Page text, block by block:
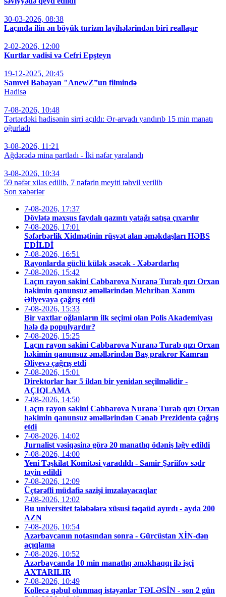
30-03-2026, 08:38
Laçında ilin ən böyük turizm layihələrindən biri reallaşır
2-02-2026, 12:00
Kurtlar vadisi və Cefri Epşteyn
19-12-2025, 20:45
Samvel Babayan "AnewZ”un filmində
Hadisə
7-08-2026, 10:48
Tərtərdəki hadisənin sirri açıldı: Ər-arvadı yandırıb 15 min manatı
oğurladı
3-08-2026, 11:21
Ağdərədə mina partladı - İki nəfər yaralandı
3-08-2026, 10:34
59 nəfər xilas edilib, 7 nəfərin meyiti təhvil verilib
Son xəbərlər
7-08-2026, 17:37
Dövlətə məxsus faydalı qazıntı yatağı satışa çıxarılır
7-08-2026, 17:01
Səfərbərlik Xidmətinin rüşvət alan əməkdaşları HƏBS
EDİLDİ
7-08-2026, 16:51
Rayonlarda güclü külək əsəcək - Xəbərdarlıq
7-08-2026, 15:42
Laçın rayon sakini Cabbarova Nuranə Turab qızı Orxan
həkimin qanunsuz əməllərindən Mehriban Xanım
Əliyevaya çağrış etdi
7-08-2026, 15:33
Bir vaxtlar oğlanların ilk seçimi olan Polis Akademiyası
hələ də populyardır?
7-08-2026, 15:25
Laçın rayon sakini Cabbarova Nuranə Turab qızı Orxan
həkimin qanunsuz əməllərindən Baş prakror Kamran
Əliyevə çağrış etdi
7-08-2026, 15:01
Direktorlar hər 5 ildən bir yenidən seçilməlidir -
AÇIQLAMA
7-08-2026, 14:50
Laçın rayon sakini Cabbarova Nuranə Turab qızı Orxan
həkimin qanunsuz əməllərindən Cənab Prezidentə çağrış
etdi
7-08-2026, 14:02
Jurnalist vəsiqəsinə görə 20 manatlıq ödəniş ləğv edildi
7-08-2026, 14:00
Yeni Təşkilat Komitəsi yaradıldı - Samir Şəriifov sədr
təyin edildi
7-08-2026, 12:09
Üçtərəfli müdafiə sazişi imzalayacaqlar
7-08-2026, 12:02
Bu universitet tələbələrə xüsusi təqaüd ayırdı - ayda 200
AZN
7-08-2026, 10:54
Azərbaycanın notasından sonra - Gürcüstan XİN-dən
açıqlama
7-08-2026, 10:52
Azərbaycanda 10 min manatlıq əməkhaqqı ilə işçi
AXTARILIR
7-08-2026, 10:49
Kollecə qəbul olunmaq istəyənlər TƏLƏSİN - son 2 gün